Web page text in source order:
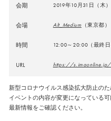
会期 2019年10月31日（木
会場 Alt_Medium （東京都）
時間 12:00～20:00（最終日
URL https://
新型コロナウイルス感染拡大防止の
イベントの内容が変更になっている
最新情報をご確認ください。